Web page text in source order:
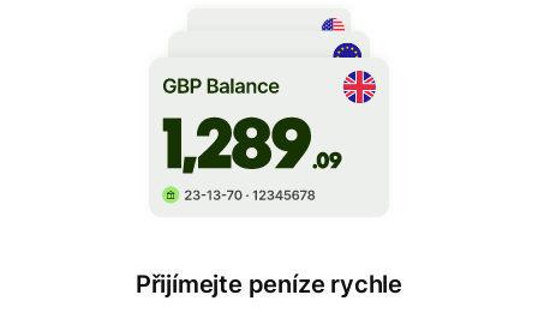
Přijímejte peníze rychle